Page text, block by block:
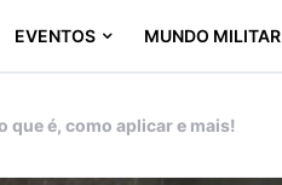
EVENTOS MUNDO MILITAR
que é, como aplicar e mais!